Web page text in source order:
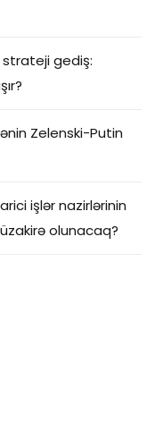
strateji gediş:
Zelenski-Putin
işlər nazirlərinin
olunacaq?